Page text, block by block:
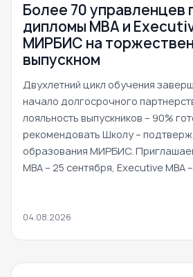
Более 70 управленцев
дипломы MBA и
МИРБИС на
выпускном
Двухлетний цикл обучения
начало долгосрочного
лояльность выпускников – 90%
рекомендовать Школу –
образования МИРБИС.
MBA – 25 сентября, Executive MBA
04.08.2026